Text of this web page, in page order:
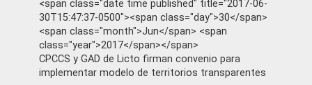
<span class="date time published" title="2017-06-
30T15:47:37-0500"><span class="day">30</span>
<span class="month">Jun</span> <span
class="year">2017</span></span>
CPCCS y GAD de Licto firman convenio para
implementar modelo de territorios transparentes